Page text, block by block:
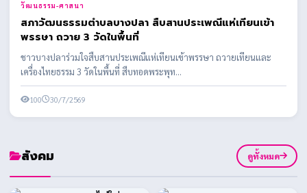
วัฒนธรรม-ศาสนา
สภาวัฒนธรรมตำบลบางปลา สืบสานประเพณีแห่เทียนเข้า
พรรษา ถวาย 3 วัดในพื้นที่
ชาวบางปลาร่วมใจสืบสานประเพณีแห่เทียนเข้าพรรษา ถวายเทียนและ
เครื่องไทยธรรม 3 วัดในพื้นที่ สืบทอดพระพุท...
100 30/7/2569
สังคม ดูทั้งหมด